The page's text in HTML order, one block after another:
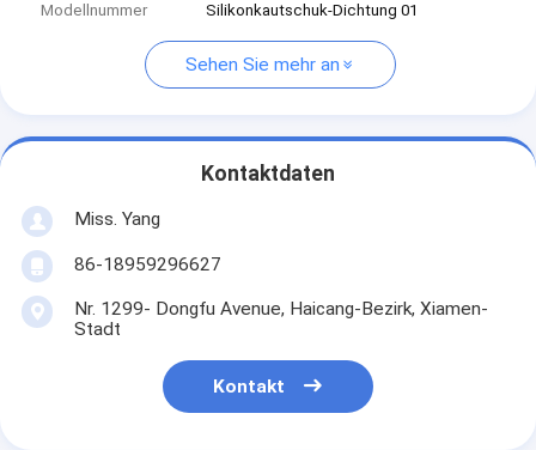
Modellnummer
Silikonkautschuk-Dichtung 01
Sehen Sie mehr an
Kontaktdaten
Miss. Yang
86-18959296627
Nr. 1299- Dongfu Avenue, Haicang-Bezirk, Xiamen-
Stadt
Kontakt